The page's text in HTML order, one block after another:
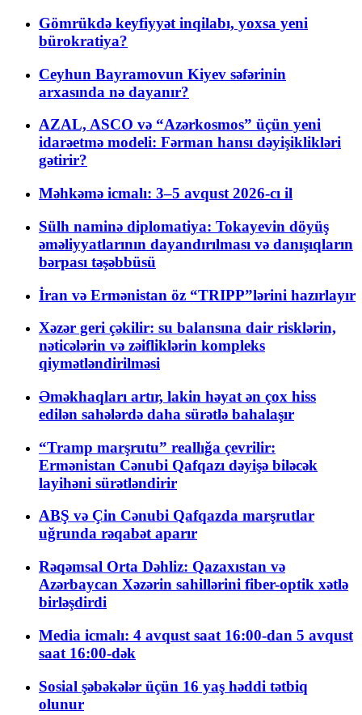
Gömrükdə keyfiyyət inqilabı, yoxsa yeni
bürokratiya?
Ceyhun Bayramovun Kiyev səfərinin
arxasında nə dayanır?
AZAL, ASCO və “Azərkosmos” üçün yeni
idarəetmə modeli: Fərman hansı dəyişiklikləri
gətirir?
Məhkəmə icmalı: 3–5 avqust 2026-cı il
Sülh naminə diplomatiya: Tokayevin döyüş
əməliyyatlarının dayandırılması və danışıqların
bərpası təşəbbüsü
İran və Ermənistan öz “TRIPP”lərini hazırlayır
Xəzər geri çəkilir: su balansına dair risklərin,
nəticələrin və zəifliklərin kompleks
qiymətləndirilməsi
Əməkhaqları artır, lakin həyat ən çox hiss
edilən sahələrdə daha sürətlə bahalaşır
“Tramp marşrutu” reallığa çevrilir:
Ermənistan Cənubi Qafqazı dəyişə biləcək
layihəni sürətləndirir
ABŞ və Çin Cənubi Qafqazda marşrutlar
uğrunda rəqabət aparır
Rəqəmsal Orta Dəhliz: Qazaxıstan və
Azərbaycan Xəzərin sahillərini fiber-optik xətlə
birləşdirdi
Media icmalı: 4 avqust saat 16:00-dan 5 avqust
saat 16:00-dək
Sosial şəbəkələr üçün 16 yaş həddi tətbiq
olunur